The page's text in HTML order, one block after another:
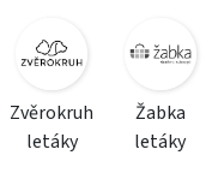
Zvěrokruh
letáky
Žabka
letáky